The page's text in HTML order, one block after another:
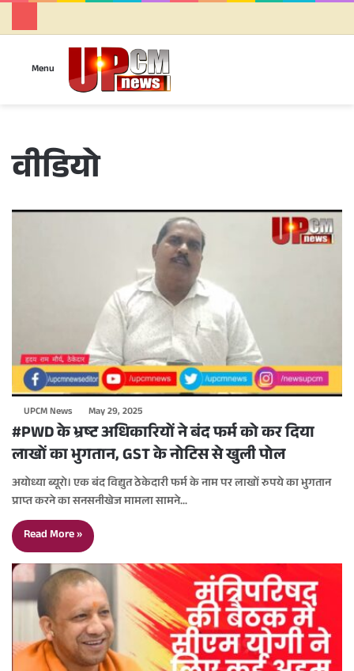
Menu
वीडियो
UPCM News May 29, 2025
#PWD के भ्रष्ट अधिकारियों ने बंद फर्म को कर दिया
लाखों का भुगतान, GST के नोटिस से खुली पोल
अयोध्या ब्यूरो। एक बंद विद्युत ठेकेदारी फर्म के नाम पर लाखों रुपये का भुगतान
प्राप्त करने का सनसनीखेज मामला सामने…
Read More »